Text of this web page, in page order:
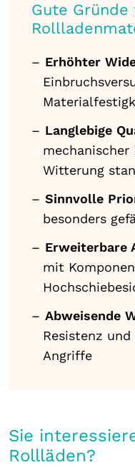
Gute
Erhöhter
Langlebige
mechanischer
Witterung
Sinnvolle
besonders
Erweiterbare
mit
Abweisende
Resistenz
Angriffe
Sie
Rollläden?